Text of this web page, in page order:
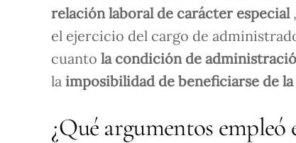
relación laboral de carácter especial
el ejercicio del cargo de
cuanto la condición de
la imposibilidad de beneficiarse de
¿Qué argumentos empleó